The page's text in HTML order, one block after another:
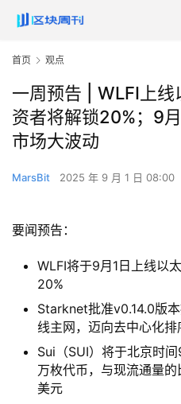
首页 观点
一周预告 | WLFI上线
资者将解锁20%；9
市场大波动
MarsBit 2025 年 9 月 1 日 08:00
要闻预告：
WLFI将于9月1日上线以
20%
Starknet批准v0.14.0版
线主网，迈向去中心化
Sui（SUI）将于北京时
万枚代币，与现流通量
美元